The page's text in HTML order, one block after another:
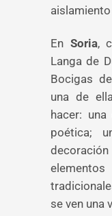
En Soria,
Langa de
Bocigas
una de
hacer:
poética;
se ven una